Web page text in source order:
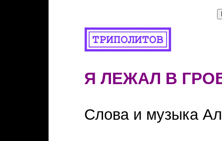
Я ЛЕЖАЛ В
Слова и музыка